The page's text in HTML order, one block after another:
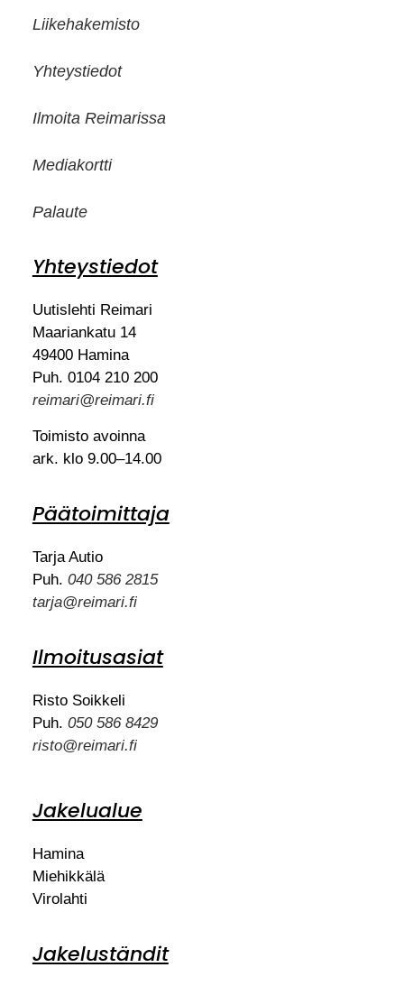
Liikehakemisto
Yhteystiedot
Ilmoita Reimarissa
Mediakortti
Palaute
Yhteystiedot
Uutislehti Reimari
Maariankatu 14
49400 Hamina
Puh. 0104 210 200
reimari@reimari.fi
Toimisto avoinna
ark. klo 9.00–14.00
Päätoimittaja
Tarja Autio
Puh. 040 586 2815
tarja@reimari.fi
Ilmoitusasiat
Risto Soikkeli
Puh. 050 586 8429
risto@reimari.fi
Jakelualue
Hamina
Miehikkälä
Virolahti
Jakeluständit